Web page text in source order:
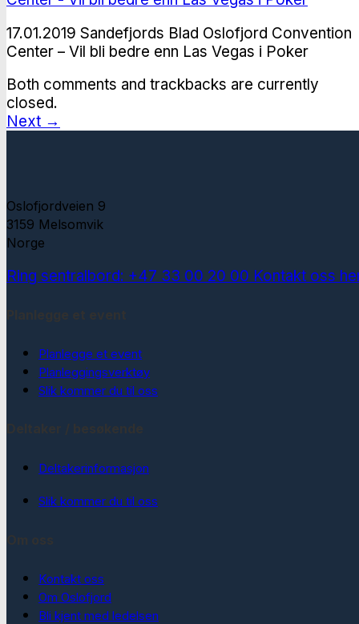
17.01.2019 Sandefjords Blad Oslofjord Convention
Center – Vil bli bedre enn Las Vegas i Poker
Both comments and trackbacks are currently
closed.
Next →
Oslofjordveien 9
3159 Melsomvik
Norge
Ring sentralbord: +47 33 00 20 00 Kontakt oss
Planlegge et event
Planleggingsverktøy
Slik kommer du til oss
Deltakerinformasjon
Slik kommer du til oss
Kontakt oss
Om Oslofjord
Bli kjent med ledelsen